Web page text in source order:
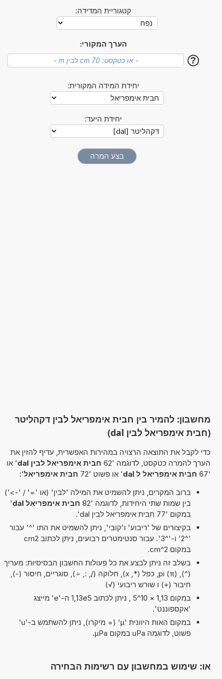
קטגוריית המדידה:
הערך המקורי:
?
יחידת המידה המקורית:
יחידת היעד:
מחשבון: להמיר בין חבית אימפריאל לבין דקהליטר
(חבית אימפריאל לבין dal)
כדי לקבל את התוצאה הרצויה במהירות האפשרית, עדיף להזין את
הערך להמרה כטקסט, לדוגמה '62
חבית אימפריאל לבין dal
' או
'67
חבית אימפריאל ל dal ' או פשוט '72 חבית אימפריאל':
ברוב המקרים, ניתן להשמיט את המילה 'לבין' (או '=' / '->')
בין שמות שתי היחידות, לדוגמה '82
חבית אימפריאל dal
'
במקום '77 חבית אימפריאל לבין dal'.
בקיצורים של 'ריבוע' ו'קובי', ניתן להשמיט את התו '^' עבור
'^2' ו-'^3'. עבור סנטימטרים רבועים, ניתן לכתוב cm2
במקום cm^2.
בשלב זה ניתן לבצע את כל פעולות החשבון הבסיסיות: מעריך
(^), pi (π), כפל (*, x), חלוקה (/, :, ÷), סוגריים, חיסור (-),
חיבור (+) ו שורש ריבועי (√)
במקום 1,13 × 10^5 , ניתן לכתוב 1,13e5 ה-'e' מייצג
'אקספוננט'.
במקום האות היוונית 'µ' (= מיקרו), ניתן להשתמש ב-'u'
פשוט, לדוגמה uPa במקום µPa.
או: שימוש במחשבון עם רשימות הבחירה